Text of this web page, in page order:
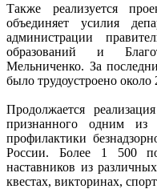
Также реализуется
объединяет усилия
администрации
образований и
Мельниченко. За
было трудоустроено около
Продолжается
признанного одним из
профилактики
России. Более 1 500
наставников из
квестах, викторинах,